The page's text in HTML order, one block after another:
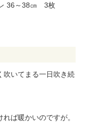
36～38㎝ 3枚
吹いてまる一日吹き続
ば暖かいのですが。